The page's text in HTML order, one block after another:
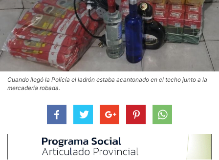
Cuando llegó la Policía el ladrón estaba acantonado en el techo junto a la
mercadería robada.